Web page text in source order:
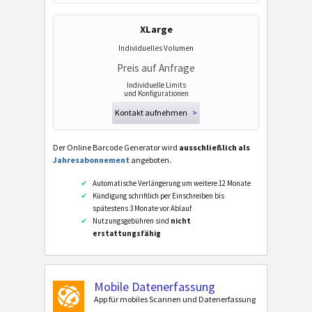
XLarge
Individuelles Volumen
Preis auf Anfrage
Individuelle Limits
und Konfigurationen
Kontakt aufnehmen >
Der Online Barcode Generator wird ausschließlich als
Jahresabonnement angeboten.
Automatische Verlängerung um weitere 12 Monate
Kündigung schriftlich per Einschreiben bis
spätestens 3 Monate vor Ablauf
Nutzungsgebühren sind nicht
erstattungsfähig
Mobile Datenerfassung
App für mobiles Scannen und Datenerfassung